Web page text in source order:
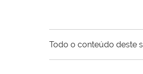
Todo o conteúdo deste